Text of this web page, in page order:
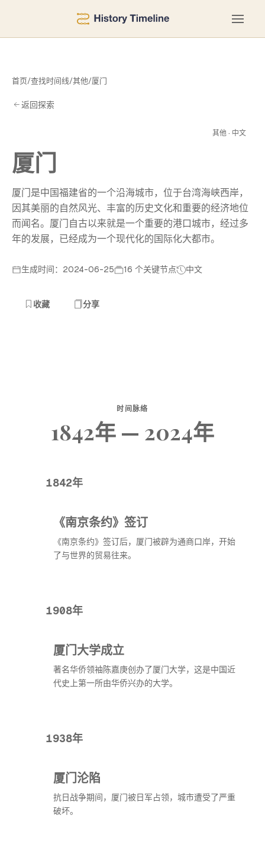
首页/查找时间线/其他/厦门
返回探索
其他 · 中文
厦门
厦门是中国福建省的一个沿海城市，位于台湾海峡西岸，
因其美丽的自然风光、丰富的历史文化和重要的经济地位
而闻名。厦门自古以来就是一个重要的港口城市，经过多
年的发展，已经成为一个现代化的国际化大都市。
生成时间：2024-06-25 16 个关键节点 中文
收藏 分享
时间脉络
1842年 — 2024年
1842年
《南京条约》签订
《南京条约》签订后，厦门被辟为通商口岸，开始
了与世界的贸易往来。
1908年
厦门大学成立
著名华侨领袖陈嘉庚创办了厦门大学，这是中国近
代史上第一所由华侨兴办的大学。
1938年
厦门沦陷
抗日战争期间，厦门被日军占领，城市遭受了严重
破坏。